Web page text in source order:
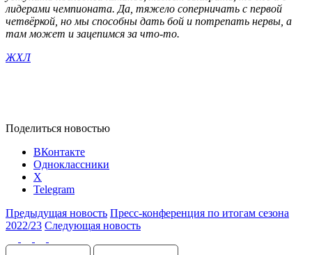
лидерами чемпионата. Да, тяжело соперничать с первой
четвёркой, но мы способны дать бой и потрепать нервы, а
там может и зацепимся за что-то.
ЖХЛ
Поделиться новостью
ВКонтакте
Одноклассники
X
Telegram
Предыдущая новость Пресс-конференция по итогам сезона
2022/23 Следующая новость